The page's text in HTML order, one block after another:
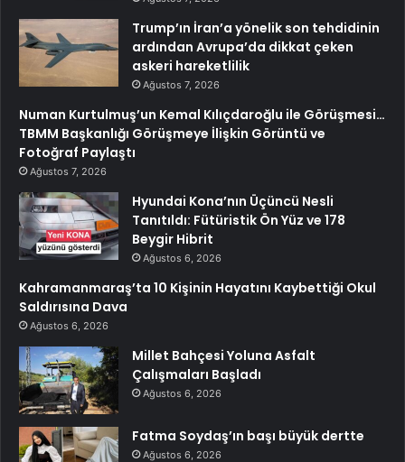
Trump’ın İran’a yönelik son tehdidinin
ardından Avrupa’da dikkat çeken
askeri hareketlilik
Ağustos 7, 2026
Numan Kurtulmuş’un Kemal Kılıçdaroğlu ile Görüşmesi…
TBMM Başkanlığı Görüşmeye İlişkin Görüntü ve
Fotoğraf Paylaştı
Ağustos 7, 2026
Hyundai Kona’nın Üçüncü Nesli
Tanıtıldı: Fütüristik Ön Yüz ve 178
Beygir Hibrit
Ağustos 6, 2026
Kahramanmaraş’ta 10 Kişinin Hayatını Kaybettiği Okul
Saldırısına Dava
Ağustos 6, 2026
Millet Bahçesi Yoluna Asfalt
Çalışmaları Başladı
Ağustos 6, 2026
Fatma Soydaş’ın başı büyük dertte
Ağustos 6, 2026